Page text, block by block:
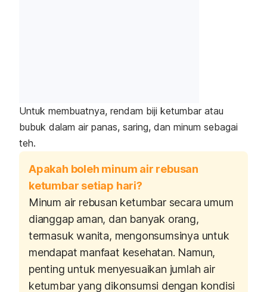
Untuk membuatnya, rendam biji ketumbar atau
bubuk dalam air panas, saring, dan minum sebagai
teh.
Apakah boleh minum air rebusan
ketumbar setiap hari?
Minum air rebusan ketumbar secara umum
dianggap aman, dan banyak orang,
termasuk wanita, mengonsumsinya untuk
mendapat manfaat kesehatan. Namun,
penting untuk menyesuaikan jumlah air
ketumbar yang dikonsumsi dengan kondisi